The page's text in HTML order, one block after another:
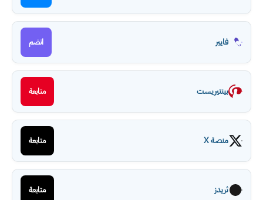
فايبر انضم
بينتيريست متابعة
منصة X متابعة
ثريدز متابعة